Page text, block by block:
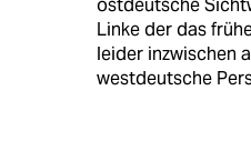
ostdeutsche
Linke der das
leider inzwischen
westdeutsche